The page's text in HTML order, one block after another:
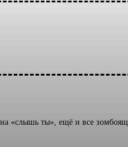
«слышь ты», ещё и все